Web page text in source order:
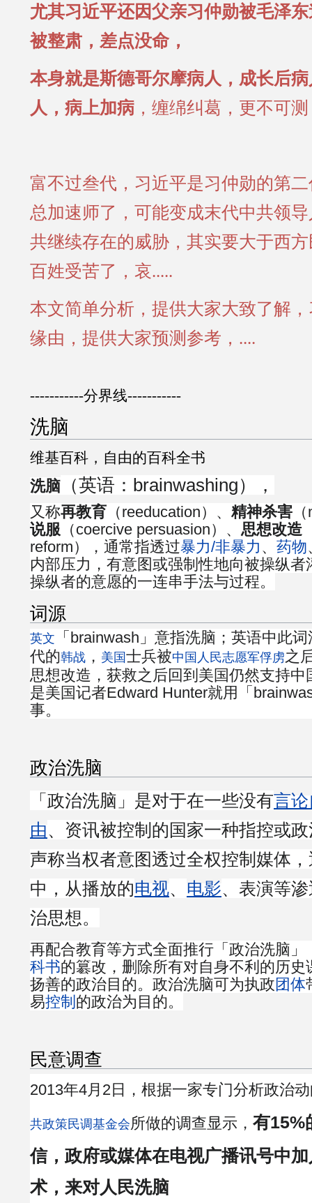
尤其习近平还因父亲习仲勋被毛泽
被整肃，差点没命，
本身就是斯德哥尔摩病人，成长后
人，病上加病 ，缠绵纠葛，更不可
富不过叁代，习近平是习仲勋的第
总加速师了，可能变成末代中共领
共继续存在的威胁，其实要大于西
百姓受苦了，哀.....
本文简单分析，提供大家大致了解
缘由，提供大家预测参考，....
-----------分界线-----------
洗脑
维基百科，自由的百科全书
洗脑 （英语：brainwashing），
又称再教育 （reeducation）、 精神杀害
说服 （coercive persuasion）、 思想改造
reform），通常指透过暴力/非暴力 、 药物
内部压力，有意图或强制性地向被操纵者
操纵者的意愿的一连串手法与过程。
词源
英文
「brainwash」意指洗脑；英语中此
代的韩战 ， 美国士兵被中国人民志愿军俘虏之
思想改造，获救之后回到美国仍然支持中
是美国记者Edward Hunter就用「
事。
政治洗脑
「政治洗脑」是对于在一些没有言
由 、资讯被控制的国家一种指控或
声称当权者意图透过全权控制媒体
中，从播放的电视 电影 、表演等
治思想。
再配合教育等方式全面推行「政治洗脑」
科书的簒改，删除所有对自身不利的历史
扬善的政治目的。政治洗脑可为执政团体
易控制 的政治为目的。
民意调查
2013年4月2日，根据一家专门分析政治
共政策民调基金会所做的调查显示， 有15%
信，政府或媒体在电视广播讯号中
术，来对人民洗脑